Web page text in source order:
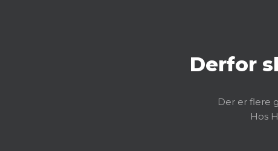
​Derfor
​Der er flere
Hos